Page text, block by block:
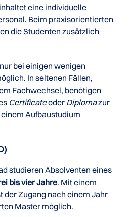
eine individuelle
Beim praxisorientierten
die Studenten zusätzlich
bei einigen wenigen
In seltenen Fällen,
Fachwechsel, benötigen
Certificateoder Diplomazur
Aufbaustudium
studieren Absolventen eines
bis vier Jahre. Mit einem
der Zugang nach einem Jahr
Master möglich.